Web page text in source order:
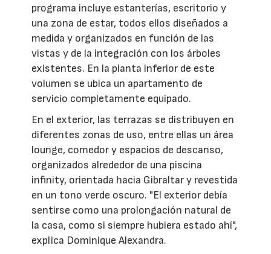
programa incluye estanterías, escritorio y
una zona de estar, todos ellos diseñados a
medida y organizados en función de las
vistas y de la integración con los árboles
existentes. En la planta inferior de este
volumen se ubica un apartamento de
servicio completamente equipado.
En el exterior, las terrazas se distribuyen en
diferentes zonas de uso, entre ellas un área
lounge, comedor y espacios de descanso,
organizados alrededor de una piscina
infinity, orientada hacia Gibraltar y revestida
en un tono verde oscuro. "El exterior debía
sentirse como una prolongación natural de
la casa, como si siempre hubiera estado ahí",
explica Dominique Alexandra.